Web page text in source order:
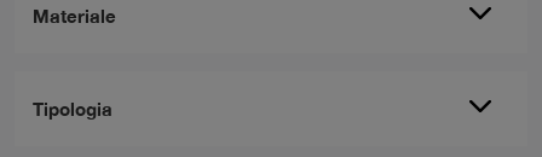
Materiale
Tipologia